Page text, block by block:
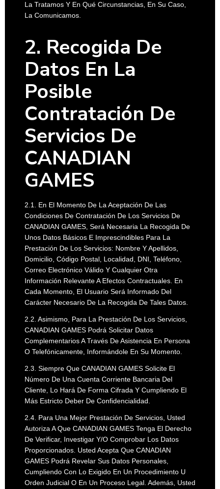
La Tratamos Y En Qué Circunstancias, En Su Caso,
La Comunicamos.
2. Recogida De
Datos En La
Posible
Contratación De
Servicios De
CANADIAN
GAMES
2.1. En El Momento De La Aceptación De Las
Condiciones De Contratación De Los Servicios De
CANADIAN GAMES, Será Necesaria La Recogida De
Unos Datos Básicos E Imprescindibles Para La
Prestación De Los Servicios: Nombre Y Apellidos,
Domicilio, Código Postal, Localidad, DNI, Teléfono,
Correo Electrónico Válido Y Cualquier Otra
Información Relevante A Efectos Contractuales. En
Cada Momento, El Usuario Será Informado Del
Carácter Necesario De La Recogida De Tales Datos.
2.2. Asimismo, Para La Prestación De Los Servicios,
CANADIAN GAMES Podrá Solicitar Datos
Complementarios A Través De Asistencia En Persona
O Telefónicamente, Informándole En Su Momento.
2.3. Siempre Que CANADIAN GAMES Solicite El
Número De Una Cuenta Corriente Bancaria Del
Cliente, Lo Hará De Forma Cifrada Y Cumpliendo El
Más Estricto Deber De Confidencialidad.
2.4. Para Una Mejor Prestación De Servicios, Usted
Autoriza A Que CANADIAN GAMES Tenga El Derecho
De Verificar, Investigar Y/o Comprobar Los Datos
Proporcionados. Usted Acepta Que CANADIAN
GAMES Podrá Revelar Sus Datos Personales,
Cumpliendo Con Lo Exigido En Un Procedimiento U
Orden Judicial O En Un Proceso Legal. Además, Usted